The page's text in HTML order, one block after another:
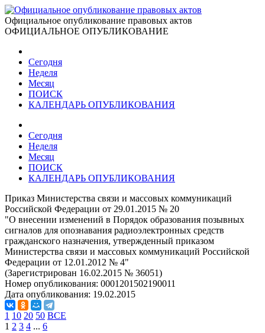
Официальное опубликование правовых актов
ОФИЦИАЛЬНОЕ ОПУБЛИКОВАНИЕ
Сегодня
Неделя
Месяц
ПОИСК
КАЛЕНДАРЬ ОПУБЛИКОВАНИЯ
Сегодня
Неделя
Месяц
ПОИСК
КАЛЕНДАРЬ ОПУБЛИКОВАНИЯ
Приказ Министерства связи и массовых коммуникаций
Российской Федерации от 29.01.2015 № 20
"О внесении изменений в Порядок образования позывных
сигналов для опознавания радиоэлектронных средств
гражданского назначения, утвержденный приказом
Министерства связи и массовых коммуникаций Российской
Федерации от 12.01.2012 № 4"
(Зарегистрирован 16.02.2015 № 36051)
Номер опубликования: 0001201502190011
Дата опубликования: 19.02.2015
1 10 20 50 ВСЕ
1 2 3 4 ... 6